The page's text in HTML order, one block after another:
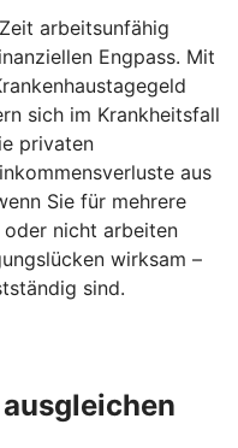
arbeitsunfähig
Engpass. Mit
sich im Krankheitsfall
privaten
aus
Sie für mehrere
oder nicht arbeiten
wirksam –
sind.